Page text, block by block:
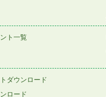
ト一覧
ダウンロード
ロード